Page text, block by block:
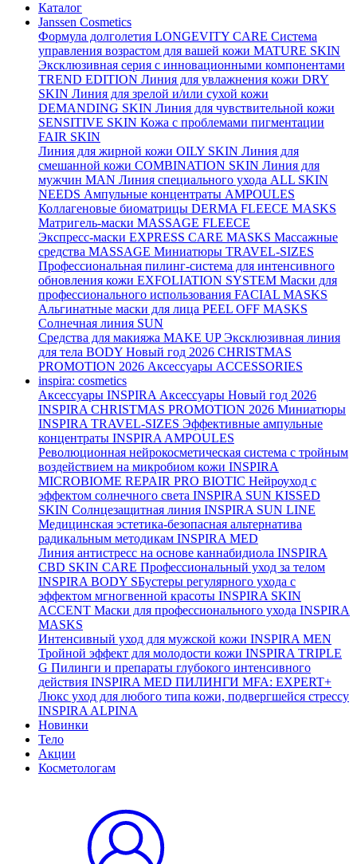
Каталог
Janssen Cosmetics
Формула долголетия LONGEVITY CARE Система
управления возрастом для вашей кожи MATURE SKIN
Эксклюзивная серия с инновационными компонентами
TREND EDITION Линия для увлажнения кожи DRY
SKIN Линия для зрелой и/или сухой кожи
DEMANDING SKIN Линия для чувствительной кожи
SENSITIVE SKIN Кожа с проблемами пигментации
FAIR SKIN
Линия для жирной кожи OILY SKIN Линия для
смешанной кожи COMBINATION SKIN Линия для
мужчин MAN Линия специального ухода ALL SKIN
NEEDS Ампульные концентраты AMPOULES
Коллагеновые биоматрицы DERMA FLEECE MASKS
Матригель-маски MASSAGE FLEECE
Экспресс-маски EXPRESS CARE MASKS Массажные
средства MASSAGE Миниатюры TRAVEL-SIZES
Профессиональная пилинг-система для интенсивного
обновления кожи EXFOLIATION SYSTEM Маски для
профессионального использования FACIAL MASKS
Альгинатные маски для лица PEEL OFF MASKS
Солнечная линия SUN
Средства для макияжа MAKE UP Эксклюзивная линия
для тела BODY Новый год 2026 CHRISTMAS
PROMOTION 2026 Аксессуары ACCESSORIES
inspira: cosmetics
Аксессуары INSPIRA Аксессуары Новый год 2026
INSPIRA CHRISTMAS PROMOTION 2026 Миниатюры
INSPIRA TRAVEL-SIZES Эффективные ампульные
концентраты INSPIRA AMPOULES
Революционная нейрокосметическая система с тройным
воздействием на микробиом кожи INSPIRA
MICROBIOME REPAIR PRO BIOTIC Нейроуход с
эффектом солнечного света INSPIRA SUN KISSED
SKIN Солнцезащитная линия INSPIRA SUN LINE
Медицинская эстетика-безопасная альтернатива
радикальным методикам INSPIRA MED
Линия антистресс на основе каннабидиола INSPIRA
CBD SKIN CARE Профессиональный уход за телом
INSPIRA BODY SБустеры регулярного ухода с
эффектом мгногвенной красоты INSPIRA SKIN
ACCENT Маски для профессионального ухода INSPIRA
MASKS
Интенсивный уход для мужской кожи INSPIRA MEN
Тройной эффект для молодости кожи INSPIRA TRIPLE
G Пилинги и препараты глубокого интенсивного
действия INSPIRA MED ПИЛИНГИ MFA: EXPERT+
Люкс уход для любого типа кожи, подвергшейся стрессу
INSPIRA ALPINA
Новинки
Тело
Акции
Косметологам